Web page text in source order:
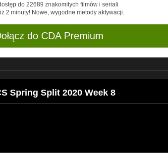
do 22689 znakomitych filmów i seriali
2 minuty! Nowe, wygodne metody aktywacji.
do CDA Premium
Spring Split 2020 Week 8